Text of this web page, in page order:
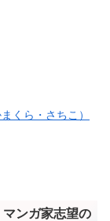
くら・さちこ）
ンガ家志望の